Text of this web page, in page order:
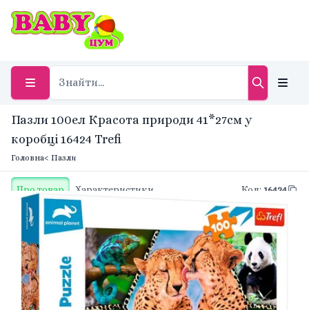
Пазли 100ел Красота природи 41*27см у
коробці 16424 Trefi
Головна< Пазли
Про товар Характеристики Код: 16424